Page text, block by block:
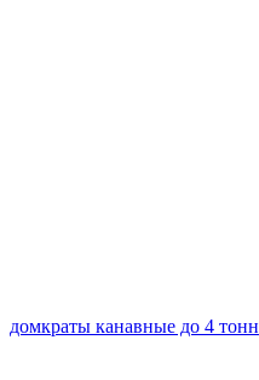
домкраты канавные до 4 тонн